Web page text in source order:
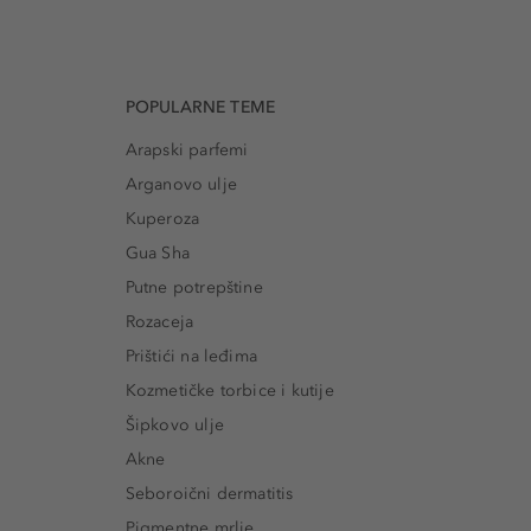
POPULARNE TEME
Arapski parfemi
Arganovo ulje
Kuperoza
Gua Sha
Putne potrepštine
Rozaceja
Prištići na leđima
Kozmetičke torbice i kutije
Šipkovo ulje
Akne
Seboroični dermatitis